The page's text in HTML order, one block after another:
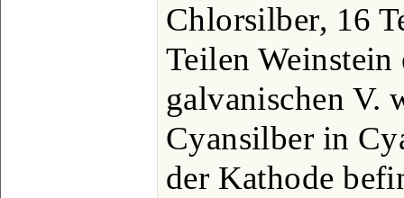
Chlorsilber, 16
Teilen
galvanischen V.
Cyansilber in
der Kathode